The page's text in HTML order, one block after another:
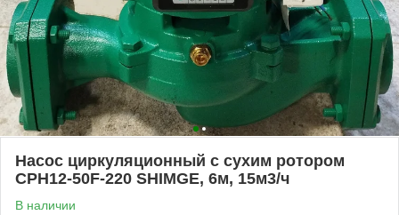
Насос циркуляционный c сухим ротором
CPH12-50F-220 SHIMGE, 6м, 15м3/ч
В наличии